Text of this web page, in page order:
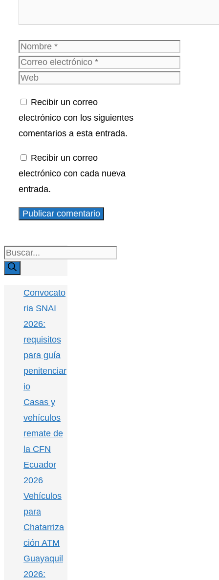
Nombre
Correo
electrónico
Web
Recibir un correo
electrónico con los siguientes
comentarios a esta entrada.
Recibir un correo
electrónico con cada nueva
entrada.
Buscar:
Convocato
ria SNAI
2026:
requisitos
para guía
penitenciar
io
Casas y
vehículos
remate de
la CFN
Ecuador
2026
Vehículos
para
Chatarriza
ción ATM
Guayaquil
2026: